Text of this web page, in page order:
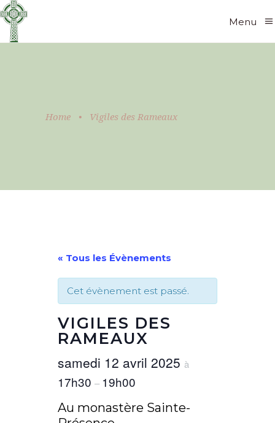
Menu
Home • Vigiles des Rameaux
« Tous les Évènements
Cet évènement est passé.
VIGILES DES
RAMEAUX
samedi 12 avril 2025 à
17h30 – 19h00
Au monastère Sainte-